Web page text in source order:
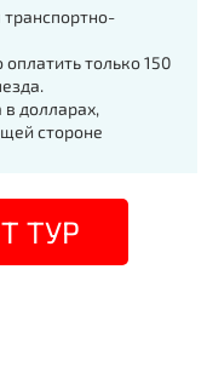
только 150
в долларах,
стороне
ТУР